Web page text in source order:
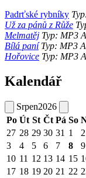
Padrťské rybníky
Už za pánů z Růže
Melmatěj Typ: MP3
Bílá paníTyp: MP3
Hořovice Typ: MP3
Kalendář
Srpen2026
Po Út St Čt Pá So
27 28 29 30 31 1
2
3
4 5 6 7 8
9
10 11 12 13 14 15
17 18 19 20 21 22